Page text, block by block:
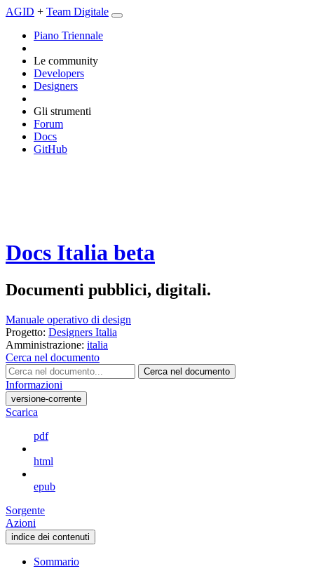
AGID + Team Digitale
Piano Triennale
Le community
Developers
Designers
Gli strumenti
Forum
Docs
GitHub
Docs Italia beta
Documenti pubblici, digitali.
Manuale operativo di design
Progetto: Designers Italia
Amministrazione: italia
Cerca nel documento
Cerca nel documento
Informazioni
versione-corrente
Scarica
pdf
html
epub
Sorgente
Azioni
indice dei contenuti
Sommario